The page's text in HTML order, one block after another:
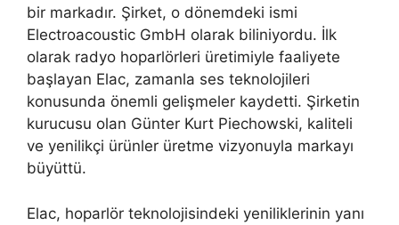
bir markadır. Şirket, o dönemdeki ismi
Electroacoustic GmbH olarak biliniyordu. İlk
olarak radyo hoparlörleri üretimiyle faaliyete
başlayan Elac, zamanla ses teknolojileri
konusunda önemli gelişmeler kaydetti. Şirketin
kurucusu olan Günter Kurt Piechowski, kaliteli
ve yenilikçi ürünler üretme vizyonuyla markayı
büyüttü.
Elac, hoparlör teknolojisindeki yeniliklerinin yanı